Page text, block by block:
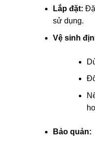
Lắp đặt:
sử dụng.
Vệ sinh
Bảo quản: